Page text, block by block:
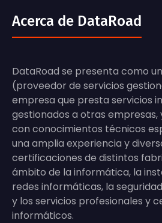
Acerca de DataRoad
DataRoad se presenta como un
(proveedor de servicios
empresa que presta servicios
gestionados a otras empresas,
con conocimientos técnicos
una amplia experiencia y
certificaciones de distintos
ámbito de la informática, la
redes informáticas, la
y los servicios profesionales y
informáticos.